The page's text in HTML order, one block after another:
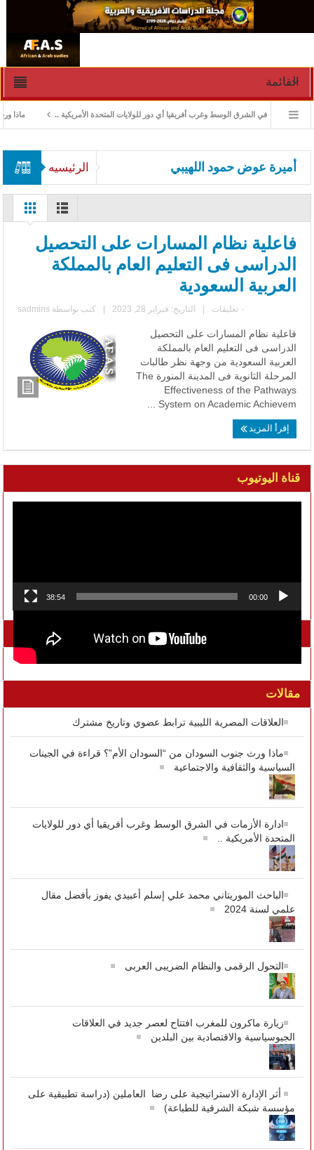
القائمة
ماذا ورث الأزمات في الشرق الوسط وغرب أفريقيا أي دور للولايات المتحدة الأمريكية ..
الرئيسيه أميرة عوض حمود اللهيبي
فاعلية نظام المسارات على التحصيل
الدراسى فى التعليم العام بالمملكة
العربية السعودية
كتب بواسطة sadmins | التاريخ: فبراير 28, 2023 | ٠ تعليقات
فاعلية نظام المسارات على التحصيل
الدراسى فى التعليم العام بالمملكة
العربية السعودية من وجهة نظر طالبات
المرحلة الثانوية فى المدينة المنورة The
Effectiveness of the Pathways
System on Academic Achievem ...
إقرأ المزيد
قناة اليوتيوب
00:00
38:54
تواصل معنا على الفيسبوك
مقالات
العلاقات المصرية الليبية ترابط عضوي وتاريخ مشترك
ماذا ورث جنوب السودان من “السودان الأم”؟ قراءة في الجينات
السياسية والثقافية والاجتماعية
ادارة الأزمات في الشرق الوسط وغرب أفريقيا أي دور للولايات
المتحدة الأمريكية ..
الباحث الموريتاني محمد علي إسلم أعبيدي يفوز بأفضل مقال
علمي لسنة 2024
التحول الرقمى والنظام الضريبى العربى
زيارة ماكرون للمغرب افتتاح لعصر جديد في العلاقات
الجيوسياسية والاقتصادية بين البلدين
أثر الإدارة الاستراتيجية على رضا العاملين (دراسة تطبيقية على
مؤسسة شبكة الشرقية للطباعة)